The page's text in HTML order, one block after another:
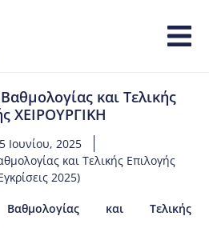
και Τελικής
ΧΕΙΡΟΥΡΓΙΚΗ
Ιουνίου, 2025
και Τελικής Επιλογής
2025)
και Τελικής